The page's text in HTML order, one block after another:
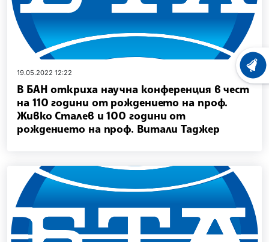
19.05.2022 12:22
В БАН откриха научна конференция в чест
на 110 години от рождението на проф.
Живко Сталев и 100 години от
рождението на проф. Витали Таджер